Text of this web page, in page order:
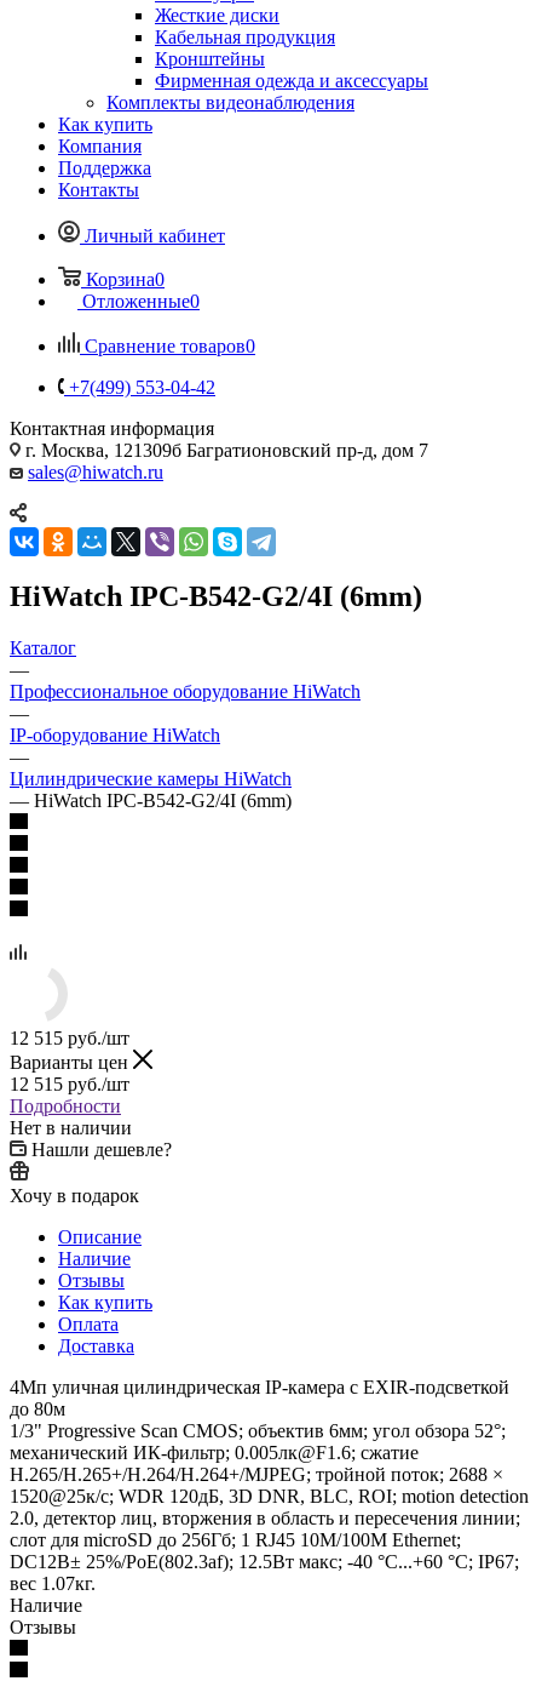
Жесткие диски
Кабельная продукция
Кронштейны
Фирменная одежда и аксессуары
Комплекты видеонаблюдения
Как купить
Компания
Поддержка
Контакты
Личный кабинет
Корзина0
Отложенные0
Сравнение товаров0
+7(499) 553-04-42
Контактная информация
г. Москва, 121309б Багратионовский пр-д, дом 7
sales@hiwatch.ru
HiWatch IPC-B542-G2/4I (6mm)
Каталог
—
Профессиональное оборудование HiWatch
—
IP-оборудование HiWatch
—
Цилиндрические камеры HiWatch
— HiWatch IPC-B542-G2/4I (6mm)
12 515 руб./шт
Варианты цен
12 515 руб./шт
Подробности
Нет в наличии
Нашли дешевле?
Хочу в подарок
Описание
Наличие
Отзывы
Как купить
Оплата
Доставка
4Мп уличная цилиндрическая IP-камера с EXIR-подсветкой
до 80м
1/3" Progressive Scan CMOS; объектив 6мм; угол обзора 52°;
механический ИК-фильтр; 0.005лк@F1.6; сжатие
H.265/H.265+/H.264/H.264+/MJPEG; тройной поток; 2688 ×
1520@25к/с; WDR 120дБ, 3D DNR, BLC, ROI; motion detection
2.0, детектор лиц, вторжения в область и пересечения линии;
слот для microSD до 256Гб; 1 RJ45 10M/100M Ethernet;
DC12В± 25%/PoE(802.3af); 12.5Вт макс; -40 °C...+60 °C; IP67;
вес 1.07кг.
Наличие
Отзывы